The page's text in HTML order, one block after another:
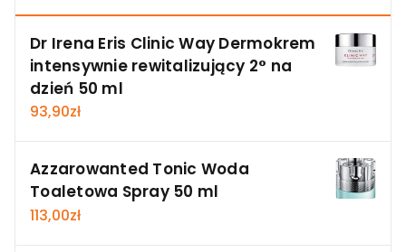
Dr Irena Eris Clinic Way Dermokrem
intensywnie rewitalizujący 2° na
dzień 50 ml
93,90zł
Azzarowanted Tonic Woda
Toaletowa Spray 50 ml
113,00zł